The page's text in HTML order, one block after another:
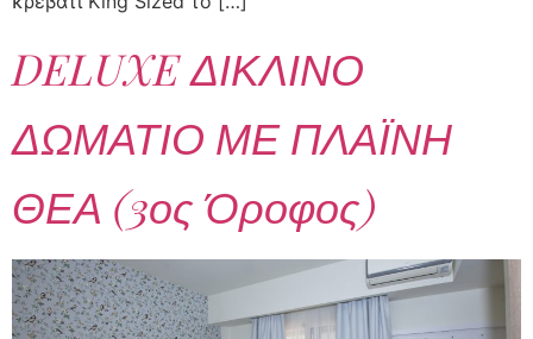
DELUXE ΔΙΚΛΙΝΟ
ΔΩΜΑΤΙΟ ΜΕ ΠΛΑΪΝΗ
ΘΕΑ (3ος Όροφος)